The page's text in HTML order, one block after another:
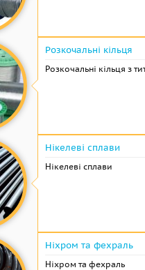
Розкочальні кільця
Розкочальні кільця з
Нікелеві сплави
Нікелеві сплави
Ніхром та фехраль
Ніхром та фехраль